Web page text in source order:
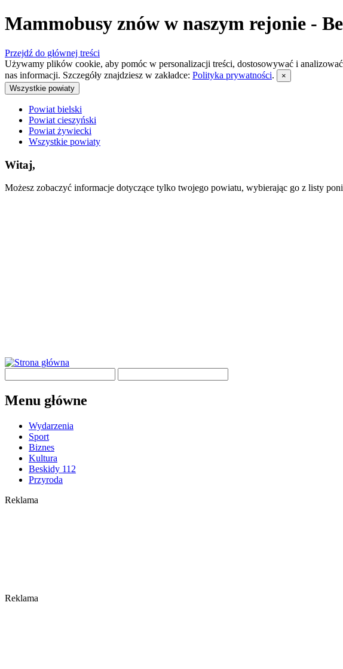
Mammobusy znów w naszym rejonie -
Przejdź do głównej treści
Używamy plików cookie, aby pomóc w personalizacji treści, dostosowywać i
nas informacji. Szczegóły znajdziesz w zakładce: Polityka prywatności.
×
Wszystkie powiaty
Powiat bielski
Powiat cieszyński
Powiat żywiecki
Wszystkie powiaty
Witaj,
Możesz zobaczyć informacje dotyczące tylko twojego powiatu, wybierając go z listy
Menu główne
Wydarzenia
Sport
Biznes
Kultura
Beskidy 112
Przyroda
Reklama
Reklama